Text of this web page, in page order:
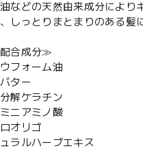
などの天然由来成分により
しっとりまとまりのある髪
合成分≫
フォーム油
ター
解ケラチン
ミニアミノ酸
オリゴ
ュラルハーブエキス